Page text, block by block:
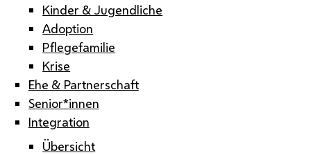
Kinder & Jugendliche
Adoption
Pflegefamilie
Krise
Ehe & Partnerschaft
Senior*innen
Integration
Übersicht